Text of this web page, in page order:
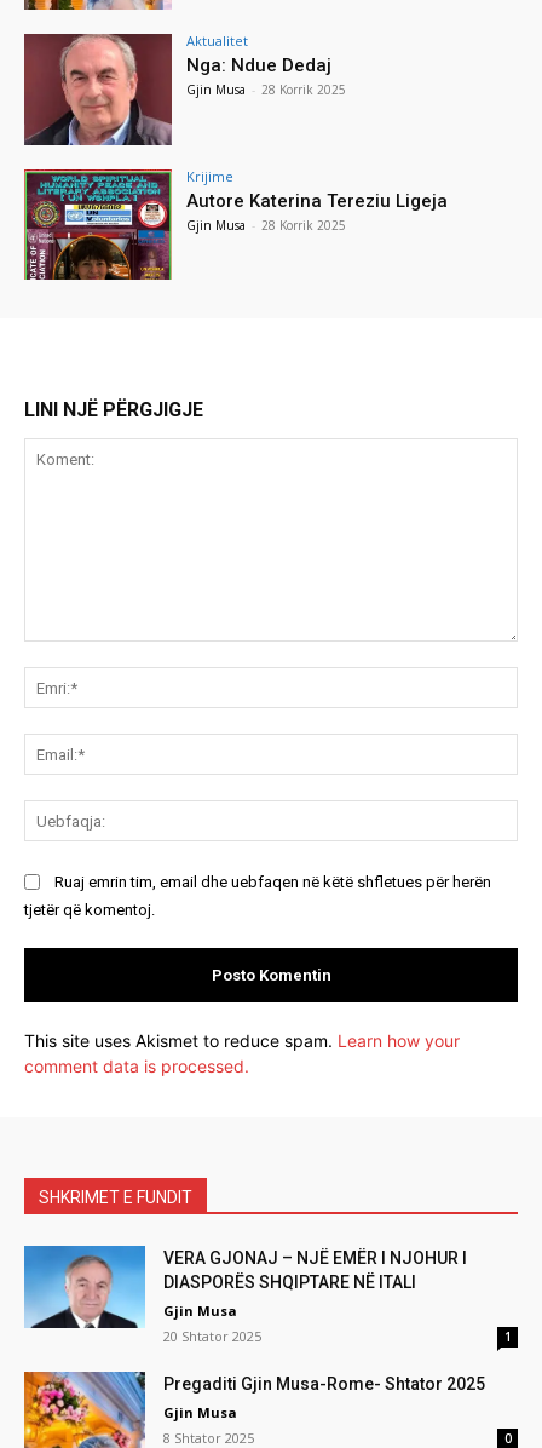
Aktualitet
Nga: Ndue Dedaj
Gjin Musa - 28 Korrik 2025
Krijime
Autore Katerina Tereziu Ligeja
Gjin Musa - 28 Korrik 2025
LINI NJË PËRGJIGJE
Ruaj emrin tim, email dhe uebfaqen në këtë shfletues për herën
tjetër që komentoj.
This site uses Akismet to reduce spam. Learn how your
comment data is processed.
SHKRIMET E FUNDIT
VERA GJONAJ – NJË EMËR I NJOHUR I
DIASPORËS SHQIPTARE NË ITALI
Gjin Musa
20 Shtator 2025
1
Pregaditi Gjin Musa-Rome- Shtator 2025
Gjin Musa
8 Shtator 2025
0